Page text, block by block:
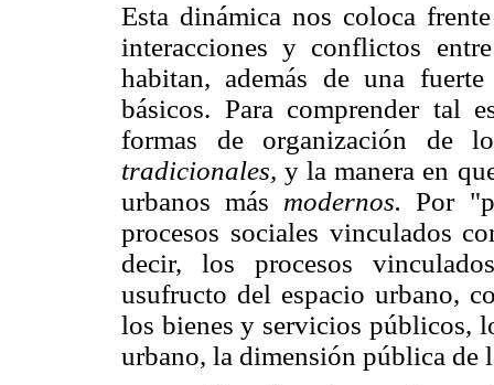
Esta dinámica nos coloca
interacciones y conflictos
habitan, además de una
básicos. Para comprender tal
formas de organización de
tradicionales, y la manera en
urbanos más modernos. Por
procesos sociales vinculados
decir, los procesos
usufructo del espacio urbano,
los bienes y servicios públicos,
urbano, la dimensión pública